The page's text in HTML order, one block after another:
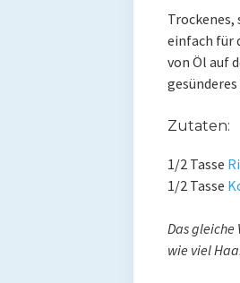
einfach für
von Öl auf
gesünderes
Zutaten:
1/2 Tasse
1/2 Tasse
Das gleiche
wie viel